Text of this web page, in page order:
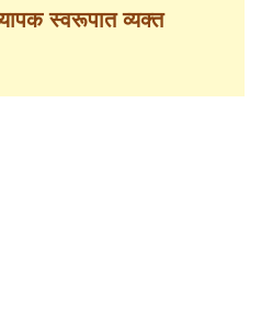
स्वरूपात व्यक्त